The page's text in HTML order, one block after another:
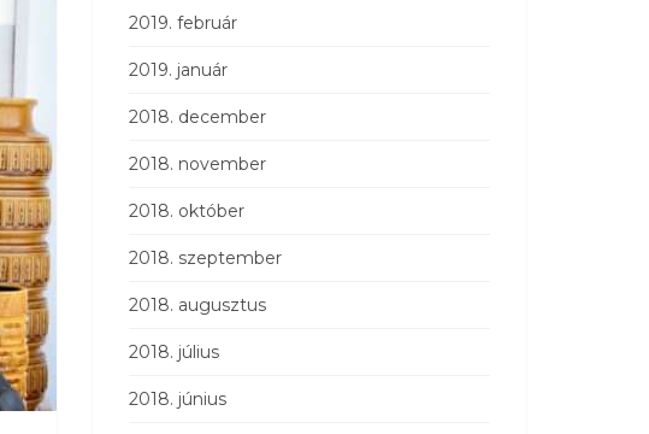
2019. február
2019. január
2018. december
2018. november
2018. október
2018. szeptember
2018. augusztus
2018. július
2018. június